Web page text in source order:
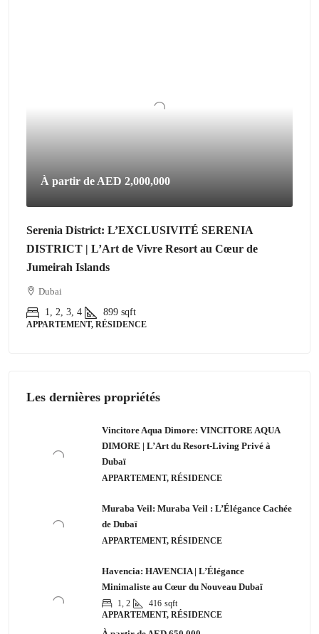
À partir de AED 2,000,000
Serenia District: L’EXCLUSIVITÉ SERENIA
DISTRICT | L’Art de Vivre Resort au Cœur de
Jumeirah Islands
Dubai
1, 2, 3, 4
899 sqft
APPARTEMENT, RÉSIDENCE
Les dernières propriétés
Vincitore Aqua Dimore: VINCITORE AQUA
DIMORE | L’Art du Resort-Living Privé à
Dubaï
APPARTEMENT, RÉSIDENCE
Muraba Veil: Muraba Veil : L’Élégance Cachée
de Dubaï
APPARTEMENT, RÉSIDENCE
Havencia: HAVENCIA | L’Élégance
Minimaliste au Cœur du Nouveau Dubaï
1, 2 416 sqft
APPARTEMENT, RÉSIDENCE